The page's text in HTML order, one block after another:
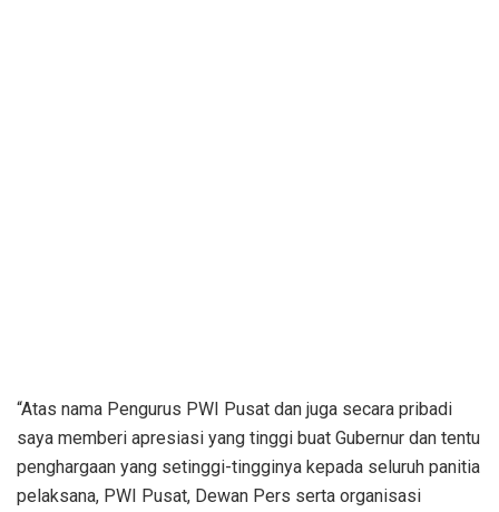
“Atas nama Pengurus PWI Pusat dan juga secara pribadi
saya memberi apresiasi yang tinggi buat Gubernur dan tentu
penghargaan yang setinggi-tingginya kepada seluruh panitia
pelaksana, PWI Pusat, Dewan Pers serta organisasi